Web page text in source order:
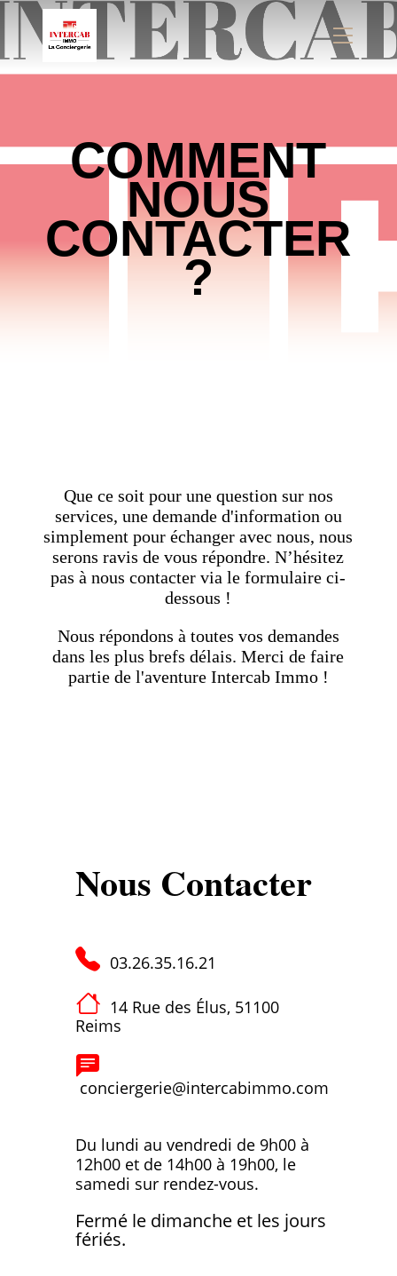
COMMENT
NOUS
CONTACTER
?
Que ce soit pour une question sur nos
services, une demande d'information ou
simplement pour échanger avec nous, nous
serons ravis de vous répondre. N’hésitez
pas à nous contacter via le formulaire ci-
dessous !
Nous répondons à toutes vos demandes
dans les plus brefs délais. Merci de faire
partie de l'aventure Intercab Immo !
Nous Contacter
03.26.35.16.21
14 Rue des Élus, 51100
Reims
conciergerie@intercabimmo.com
Du lundi au vendredi de 9h00 à
12h00 et de 14h00 à 19h00, le
samedi sur rendez-vous.
Fermé le dimanche et les jours
fériés.
Panneau de gestion des cookies